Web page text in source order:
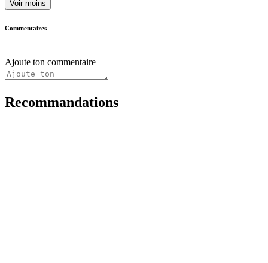
Voir moins
Commentaires
Ajoute ton commentaire
Recommandations